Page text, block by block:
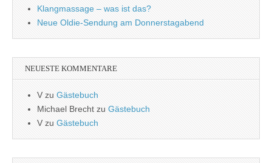
Klangmassage – was ist das?
Neue Oldie-Sendung am Donnerstagabend
NEUESTE KOMMENTARE
V zu Gästebuch
Michael Brecht zu Gästebuch
Vzu Gästebuch